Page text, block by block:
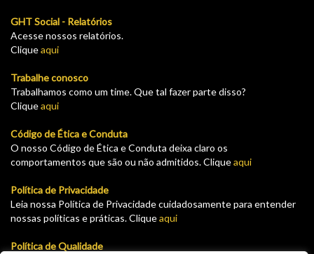
GHT Social - Relatórios
Acesse nossos relatórios.
Cliqueaqui
Trabalhe conosco
Trabalhamos como um time. Que tal fazer parte disso?
Cliqueaqui
Código de Ética e Conduta
O nosso Código de Ética e Conduta deixa claro os
comportamentos que são ou não admitidos. Cliqueaqui
Política de Privacidade
Leia nossa Política de Privacidade cuidadosamente para entender
nossas políticas e práticas. Cliqueaqui
Política de Qualidade